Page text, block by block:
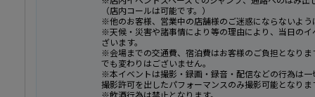
（店内コールは可能です。）
※他のお客様、営業中の店舗様のご迷惑にならないよ
※天候・災害や諸事情により等の理由により、当日の
ざいます。
※会場までの交通費、宿泊費はお客様のご負担となり
でも変わりはございません。
※本イベントは撮影・録画・録音・配信などの行為は一
撮影許可を出したパフォーマンスのみ撮影可能となりま